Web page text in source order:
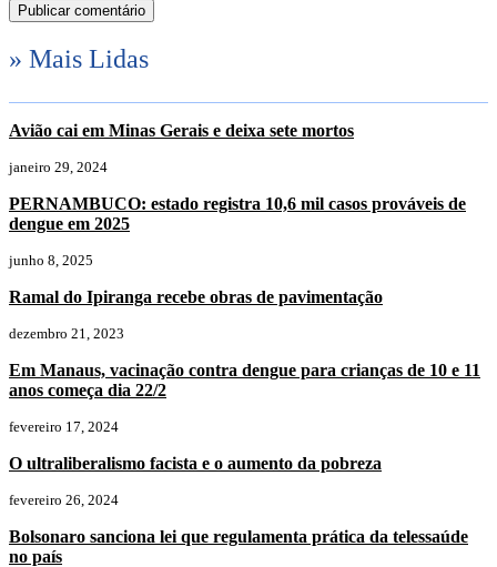
» Mais Lidas
Avião cai em Minas Gerais e deixa sete mortos
janeiro 29, 2024
PERNAMBUCO: estado registra 10,6 mil casos prováveis de
dengue em 2025
junho 8, 2025
Ramal do Ipiranga recebe obras de pavimentação
dezembro 21, 2023
Em Manaus, vacinação contra dengue para crianças de 10 e 11
anos começa dia 22/2
fevereiro 17, 2024
O ultraliberalismo facista e o aumento da pobreza
fevereiro 26, 2024
Bolsonaro sanciona lei que regulamenta prática da telessaúde
no país